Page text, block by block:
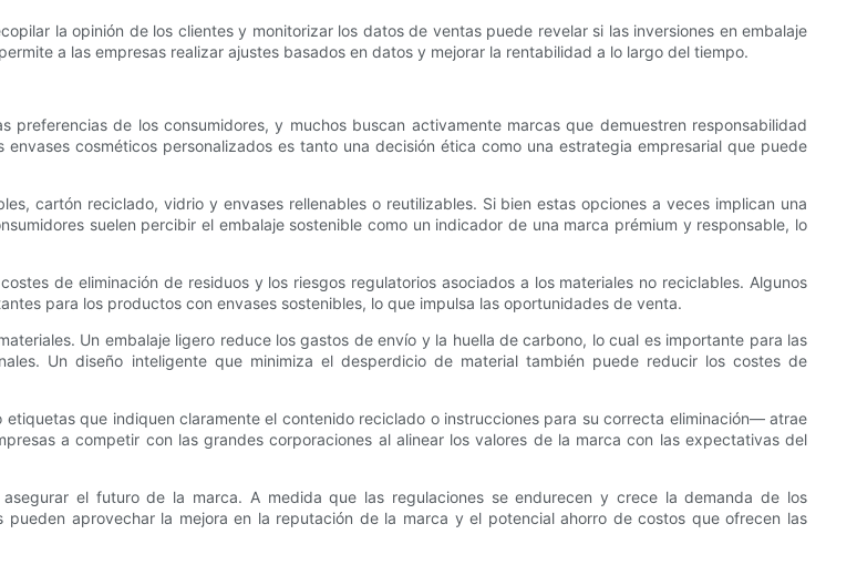
la opinión de los clientes y monitorizar los datos de ventas puede revelar si las inversiones en embalaje
a las empresas realizar ajustes basados ​​en datos y mejorar la rentabilidad a lo largo del tiempo.
de los consumidores, y muchos buscan activamente marcas que demuestren responsabilidad
cosméticos personalizados es tanto una decisión ética como una estrategia empresarial que puede
cartón reciclado, vidrio y envases rellenables o reutilizables. Si bien estas opciones a veces implican una
suelen percibir el embalaje sostenible como un indicador de una marca prémium y responsable, lo
de eliminación de residuos y los riesgos regulatorios asociados a los materiales no reciclables. Algunos
para los productos con envases sostenibles, lo que impulsa las oportunidades de venta.
Un embalaje ligero reduce los gastos de envío y la huella de carbono, lo cual es importante para las
Un diseño inteligente que minimiza el desperdicio de material también puede reducir los costes de
que indiquen claramente el contenido reciclado o instrucciones para su correcta eliminación— atrae
a competir con las grandes corporaciones al alinear los valores de la marca con las expectativas del
el futuro de la marca. A medida que las regulaciones se endurecen y crece la demanda de los
aprovechar la mejora en la reputación de la marca y el potencial ahorro de costos que ofrecen las